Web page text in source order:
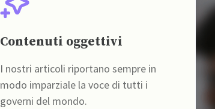
Contenuti oggettivi
I nostri articoli riportano sempre in
modo imparziale la voce di tutti i
governi del mondo.